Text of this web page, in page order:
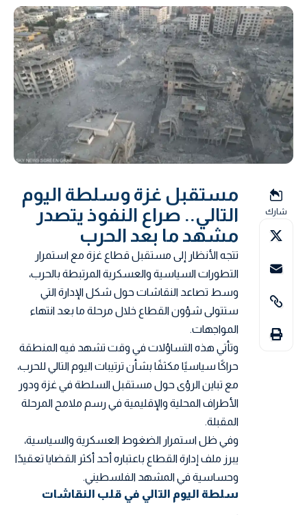
شارك
مستقبل غزة وسلطة اليوم
التالي.. صراع النفوذ يتصدر
مشهد ما بعد الحرب
تتجه الأنظار إلى مستقبل قطاع غزة مع استمرار
التطورات السياسية والعسكرية المرتبطة بالحرب،
وسط تصاعد النقاشات حول شكل الإدارة التي
ستتولى شؤون القطاع خلال مرحلة ما بعد انتهاء
المواجهات.
وتأتي هذه التساؤلات في وقت تشهد فيه المنطقة
حراكًا سياسيًا مكثفًا بشأن ترتيبات اليوم التالي للحرب،
مع تباين الرؤى حول مستقبل السلطة في غزة ودور
الأطراف المحلية والإقليمية في رسم ملامح المرحلة
المقبلة.
وفي ظل استمرار الضغوط العسكرية والسياسية،
يبرز ملف إدارة القطاع باعتباره أحد أكثر القضايا تعقيدًا
وحساسية في المشهد الفلسطيني.
سلطة اليوم التالي في قلب النقاشات